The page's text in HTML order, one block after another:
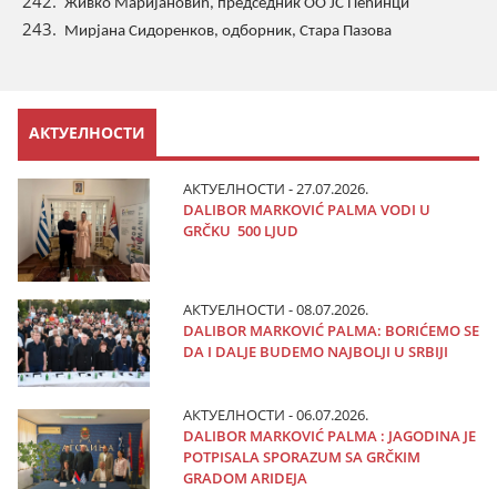
Живко Маријановић, председник ОО ЈС Пећинци
Мирјана Сидоренков, одборник, Стара Пазова
АКТУЕЛНОСТИ
АКТУЕЛНОСТИ - 27.07.2026.
DALIBOR MARKOVIĆ PALMA VODI U
GRČKU 500 LJUD
АКТУЕЛНОСТИ - 08.07.2026.
DALIBOR MARKOVIĆ PALMA: BORIĆEMO SE
DA I DALJE BUDEMO NAJBOLJI U SRBIJI
АКТУЕЛНОСТИ - 06.07.2026.
DALIBOR MARKOVIĆ PALMA : JAGODINA JE
POTPISALA SPORAZUM SA GRČKIM
GRADOM ARIDEJA